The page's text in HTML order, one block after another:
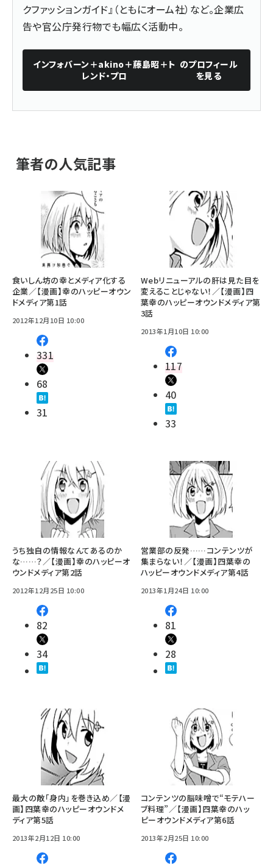
クファッションガイド』（ともにオーム社）など。企業広
告や官公庁発行物でも幅広く活動中。
インフォバーン＋akino＋藤島昭＋ト
レンド・プロ
のプロフィール
を見る
筆者の人気記事
食いしん坊の幸とメディア化する
企業／【漫画】幸のハッピーオウン
ドメディア第1話
2012年12月10日 10:00
331
68
31
Webリニューアルの肝は見た目を
変えることじゃない！／【漫画】四
葉幸のハッピーオウンドメディア第
3話
2013年1月10日 10:00
117
40
33
うち独自の情報なんてあるのか
な……？／【漫画】幸のハッピーオ
ウンドメディア第2話
2012年12月25日 10:00
82
34
営業部の反発……コンテンツが
集まらない！／【漫画】四葉幸の
ハッピーオウンドメディア第4話
2013年1月24日 10:00
81
28
最大の敵「身内」を巻き込め／【漫
画】四葉幸のハッピーオウンドメ
ディア第5話
2013年2月12日 10:00
コンテンツの脳味噌で“モテハー
ブ料理”／【漫画】四葉幸のハッ
ピーオウンドメディア第6話
2013年2月25日 10:00